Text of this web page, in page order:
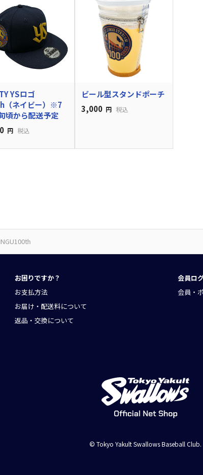
YSロゴ
（ネイビー）※7
頃から配送予定
円 税込
ビール型スタンドポーチ
3,000 円 税込
お困りですか？
お支払方法
お届け・配送料について
返品・交換について
会員ロ
会員・
© Tokyo Yakult Swallows Baseball Club.